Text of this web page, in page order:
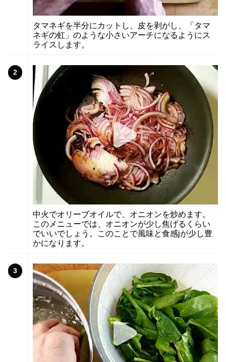
タマネギを半分にカットし、皮を剥がし、「タマ
ネギの虹」のような小さいアーチになるようにス
ライスします。
2
中火でオリーブオイルで、オニオンを炒めます。
このメニューでは、オニオンが少し焦げるくらい
でいいでしょう。このことで風味と食感jが少し豊
かになります。
3